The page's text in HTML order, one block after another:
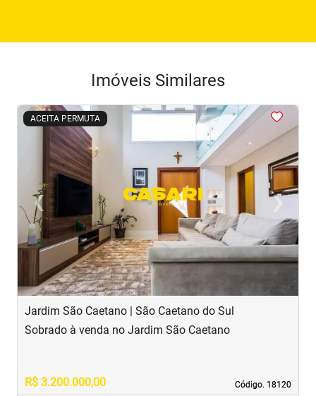
Imóveis Similares
ACEITA PERMUTA
<<<<
‹Previous ›
Jardim São Caetano | São Caetano do Sul
Código. 18120
Código. 18120
Sobrado à venda no Jardim São Caetano
R$ 3.200.000,00